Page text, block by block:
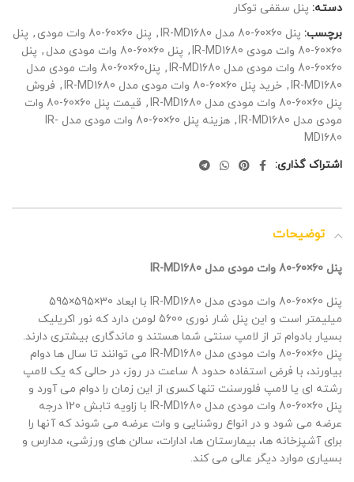
دسته: پنل سقفی توکار
برچسب: پنل 60×60-80 مدل IR-MD1680 , پنل 60×60-80 وات مودی , پنل
60×60-80 وات مودی IR-MD1680
, پنل 60×60-80 وات مودی مدل , پنل
60×60-80 وات مودی مدل IR-MD1680
,
پنل60×60-80 وات مودی مدل
IR-MD1680
, خرید پنل 60×60-80 وات مودی مدل IR-MD1680 , فروش
پنل 60×60-80 وات مودی مدل IR-MD1680
,
قیمت پنل 60×60-80 وات
مودی مدل IR-MD1680
,
هزینه پنل 60×60-80 وات مودی مدل IR-
MD1680
اشتراک گذاری:
توضیحات
پنل 60×60-80 وات مودی مدل IR-MD1680
پنل 60×60-80 وات مودی مدل IR-MD1680 با ابعاد 30×595×595
میلیمتر است و این پنل شار نوری 5600 لومن دارد که نور اکریلیک
بسیار بادوام تر از لامپ سنتی شما هستند و ماندگاری بیشتری دارند.
پنل 60×60-80 وات مودی مدل IR-MD1680 می توانند تا سال ها دوام
بیاورند، با فرض استفاده حدود 8 ساعت در روز، در حالی که یک لامپ
رشته ای یا لامپ فلورسنت تنها کسری از این زمان را دوام می آورد و
پنل 60×60-80 وات مودی مدل IR-MD1680 با زاویه تابش 120 درجه
عرضه می شود و در انواع روشنایی و وات عرضه می شوند که آنها را
برای آشپزخانه ها، بیمارستان ها، ادارات، سالن های ورزشی، مدارس و
بسیاری موارد دیگر عالی می کند.